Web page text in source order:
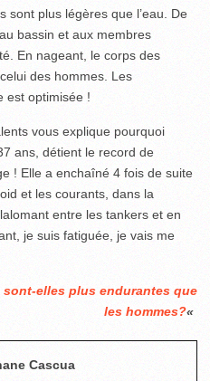
sont plus légères que l’eau. De
bassin et aux membres
En nageant, le corps des
des hommes. Les
est optimisée !
vous explique pourquoi
ans, détient le record de
! Elle a enchaîné 4 fois de suite
et les courants, dans la
entre les tankers et en
je suis fatiguée, je vais me
sont-elles plus endurantes que
les hommes?«
Cascua